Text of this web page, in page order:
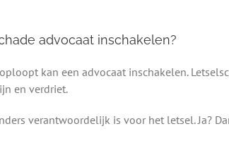
advocaat inschakelen?
kan een advocaat inschakelen.
en verdriet.
verantwoordelijk is voor het letsel. Ja?